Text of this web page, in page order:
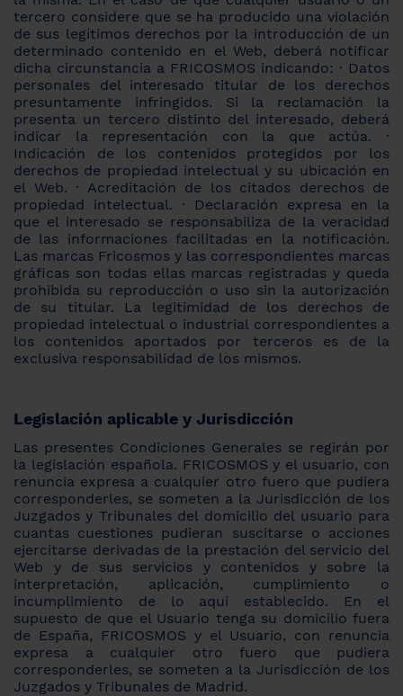
tercero considere que se ha producido una violación
de sus legítimos derechos por la introducción de un
determinado contenido en el Web, deberá notificar
dicha circunstancia a FRICOSMOS indicando: · Datos
personales del interesado titular de los derechos
presuntamente infringidos. Si la reclamación la
presenta un tercero distinto del interesado, deberá
indicar la representación con la que actúa. ·
Indicación de los contenidos protegidos por los
derechos de propiedad intelectual y su ubicación en
el Web. · Acreditación de los citados derechos de
propiedad intelectual. · Declaración expresa en la
que el interesado se responsabiliza de la veracidad
de las informaciones facilitadas en la notificación.
Las marcas Fricosmos y las correspondientes marcas
gráficas son todas ellas marcas registradas y queda
prohibida su reproducción o uso sin la autorización
de su titular. La legitimidad de los derechos de
propiedad intelectual o industrial correspondientes a
los contenidos aportados por terceros es de la
exclusiva responsabilidad de los mismos.
Legislación aplicable y Jurisdicción
Las presentes Condiciones Generales se regirán por
la legislación española. FRICOSMOS y el usuario, con
renuncia expresa a cualquier otro fuero que pudiera
corresponderles, se someten a la Jurisdicción de los
Juzgados y Tribunales del domicilio del usuario para
cuantas cuestiones pudieran suscitarse o acciones
ejercitarse derivadas de la prestación del servicio del
Web y de sus servicios y contenidos y sobre la
interpretación, aplicación, cumplimiento o
incumplimiento de lo aquí establecido. En el
supuesto de que el Usuario tenga su domicilio fuera
de España, FRICOSMOS y el Usuario, con renuncia
expresa a cualquier otro fuero que pudiera
corresponderles, se someten a la Jurisdicción de los
Juzgados y Tribunales de Madrid.